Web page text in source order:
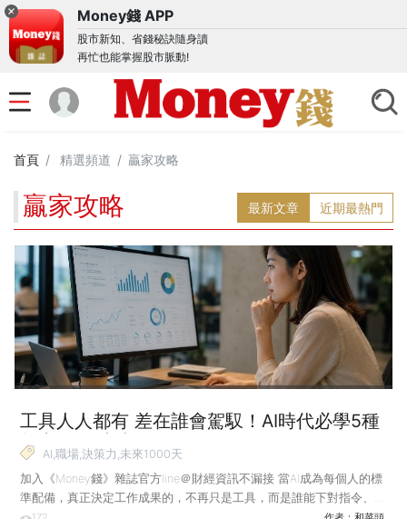
Money錢 APP
股市新知、省錢秘訣隨身讀
再忙也能掌握股市脈動!
首頁 精選頻道 贏家攻略
贏家攻略 最新文章 近期最熱門
工具人人都有 差在誰會駕馭！AI時代必學5種
能力 把握未來1000天
AI,職場,決策力,未來1000天
加入《Money錢》雜誌官方line＠財經資訊不漏接 當AI成為每個人的標
準配備，真正決定工作成果的，不再只是工具，而是誰能下對指令、問